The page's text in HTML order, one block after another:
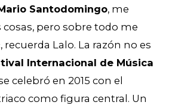
Santodomingo, me
pero sobre todo me
recuerda Lalo. La razón no es
Internacional de Música
celebró en 2015 con el
como figura central. Un